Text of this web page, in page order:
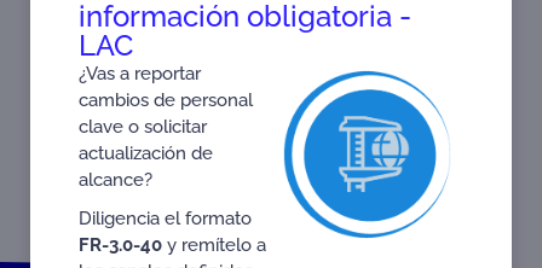
información obligatoria -
LAC
¿Vas a reportar
cambios de personal
clave o solicitar
actualización de
alcance?
Diligencia el formato
FR-3.0-40y remítelo a